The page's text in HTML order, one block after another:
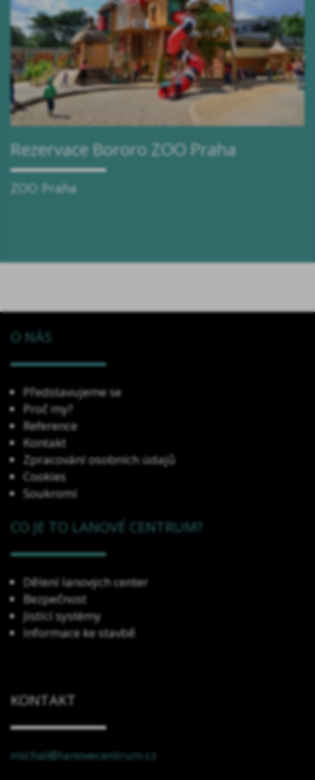
Rezervace Bororo ZOO Praha
ZOO Praha
O NÁS
Představujeme se
Proč my?
Reference
Kontakt
Zpracování osobních údajů
Cookies
Soukromí
CO JE TO LANOVÉ CENTRUM?
Dělení lanových center
Bezpečnost
Jistící systémy
Informace ke stavbě
KONTAKT
michal@lanovecentrum.cz